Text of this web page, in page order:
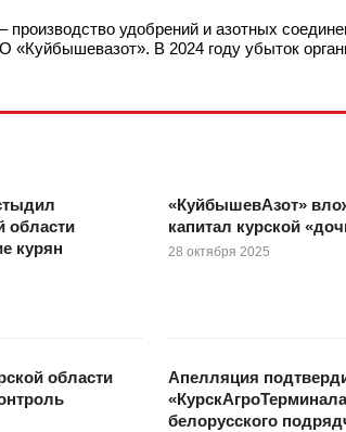
производство удобрений и азотных
«Куйбышевазот». В 2024 году убыток
области
курян
«КуйбышевАзот»
капитал курской
28 октября 2025
области
Апелляция
белорусского